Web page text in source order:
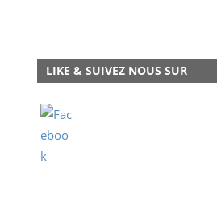
LIKE & SUIVEZ NOUS SUR